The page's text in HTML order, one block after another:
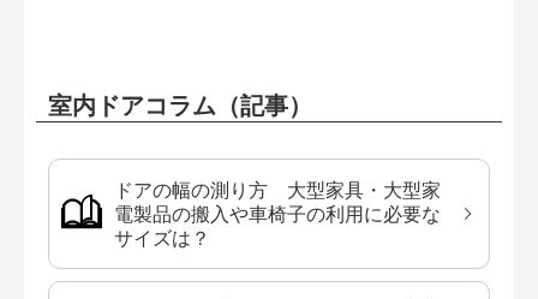
室内ドアコラム（記事）
ドアの幅の測り方 大型家具・大型家
電製品の搬入や車椅子の利用に必要な
サイズは？